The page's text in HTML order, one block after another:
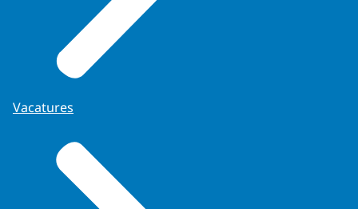
Vacatures